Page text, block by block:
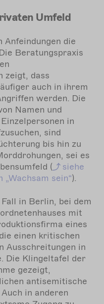
Umfeld
die
Beratungspraxis
zeigt, dass
auch in ihrem
werden. Die
Namen und
in
sind
bis hin zu
sei es
(
siehe
sein“).
in Berlin, bei dem
mit
eines
einen kritischen
Ausschreitungen in
Die Klingeltafel der
gezeigt,
antisemitische
in anderen